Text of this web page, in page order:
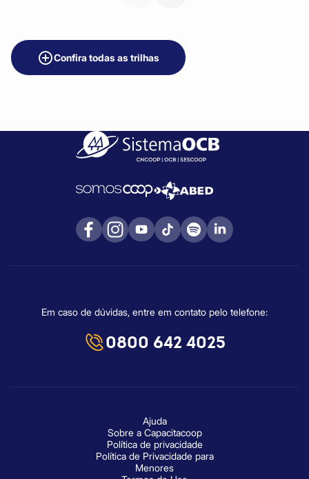
Confira todas as trilhas
Em caso de dúvidas, entre em contato pelo telefone:
0800 642 4025
Ajuda
Sobre a Capacitacoop
Política de privacidade
Política de Privacidade para
Menores